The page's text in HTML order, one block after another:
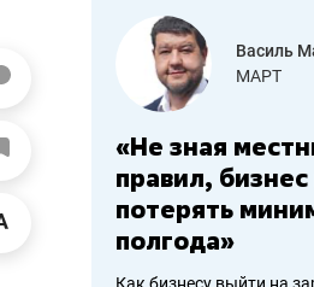
работа
Василь
МАРТ
«Не зная
правил,
потерять
полгода»